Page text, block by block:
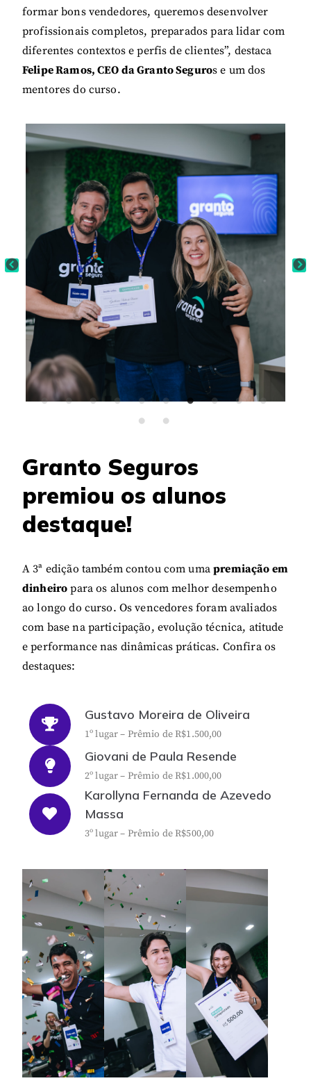
formar bons vendedores, queremos desenvolver
profissionais completos, preparados para lidar com
diferentes contextos e perfis de clientes”, destaca
Felipe Ramos, CEO da Granto Seguros e um dos
mentores do curso.
Granto Seguros
premiou os alunos
destaque!
A 3ª edição também contou com umapremiação em
dinheiro para os alunos com melhor desempenho
ao longo do curso. Os vencedores foram avaliados
com base na participação, evolução técnica, atitude
e performance nas dinâmicas práticas. Confira os
destaques:
Gustavo Moreira de Oliveira
1º lugar – Prêmio de R$1.500,00
Giovani de Paula Resende
2º lugar – Prêmio de R$1.000,00
Karollyna Fernanda de Azevedo
Massa
3º lugar – Prêmio de R$500,00